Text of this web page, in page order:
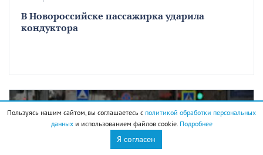
В Новороссийске пассажирка ударила
кондуктора
Пользуясь нашим сайтом, вы соглашаетесь с политикой обработки персональных
данныхи использованием файлов cookie. Подробнее
Я согласен